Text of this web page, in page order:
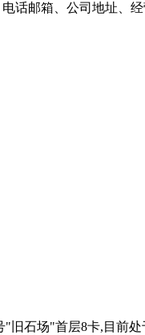
话邮箱、公司地址、
旧石场"首层8卡,目前